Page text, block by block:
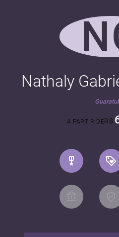
Nathaly
A PARTIR DER$